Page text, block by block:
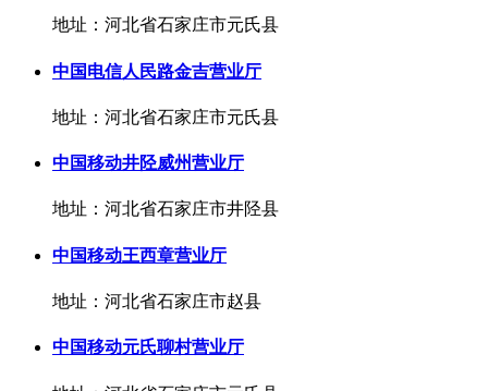
地址：河北省石家庄市元氏县
中国电信人民路金吉营业厅
地址：河北省石家庄市元氏县
中国移动井陉威州营业厅
地址：河北省石家庄市井陉县
中国移动王西章营业厅
地址：河北省石家庄市赵县
中国移动元氏聊村营业厅